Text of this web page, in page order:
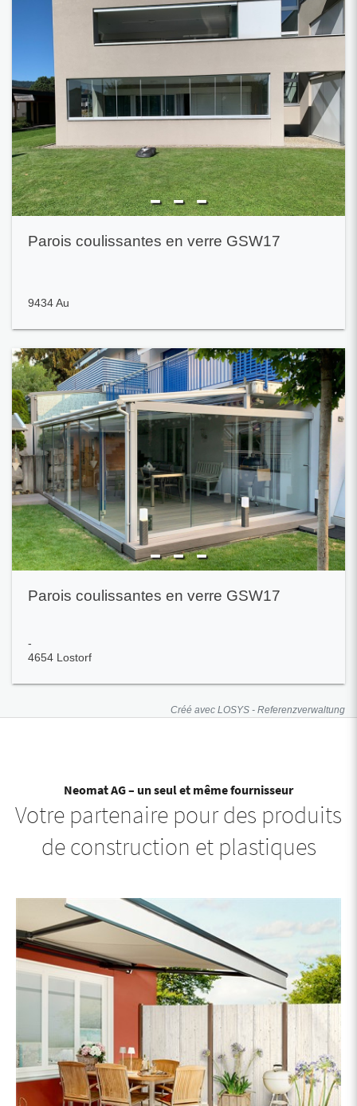
Neomat AG – un seul et même fournisseur
Votre partenaire pour des produits
de construction et plastiques